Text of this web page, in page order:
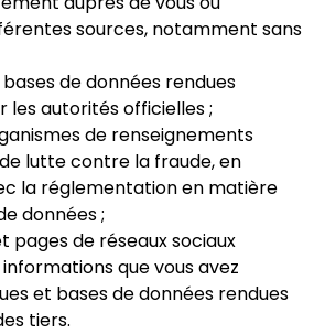
sources, notamment sans
de données rendues
les autorités officielles ;
de renseignements
lutte contre la fraude, en
la réglementation en matière
données ;
pages de réseaux sociaux
que vous avez
et bases de données rendues
tiers.